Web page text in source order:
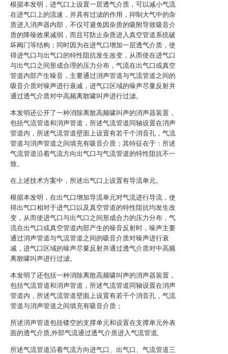
根据本发明，进气口上设置一层透气介质，可以减小气流
在进气口上的流速，并具有过滤的作用，抑制大气中的杂
质进入消声器内部，不仅可避免因杂质的吸附导致吸音介
质的降噪效果减弱，而且可防止杂质进入真空管道系统破
坏阀门等结构；同时因为在进气口增加一层透气介质，使
得进气口与出气口的特性阻抗发生改变，从而使在进气口
与出气口之间形成合理的压力分布，气流在出气口或真空
管道内部产生噪音，主要通过消声管道与气流管道之间的
吸音介质对噪声进行衰减，进气口区域的噪声尽量反射并
通过透气介质对中高频离散啸叫声进行过滤。
本发明还公开了一种消除离散高频啸叫声的消声器装置，
包括气流管道和消声管道，所述气流管道同轴设置在消声
管道内，所述气流管道壁面上设置有若干个消音孔，气流
管道与消声管道之间填充有吸音介质；其特征在于：所述
气流管道沿着气流方向出气口与气流管道的特性阻抗不一
致。
在上述技术方案中，所述出气口上设置有导流单元。
根据本发明，在出气口增加导流单元对气流进行导流，使
得出气口相对于进气口以及真空管道的特性阻抗均发生改
变，从而使进气口与出气口之间形成合力的压力分布，气
流在出气口或真空管道内部产生的噪音反射时，噪声主要
通过消声管道与气流管道之间的吸音介质对噪声进行衰
减，进气口区域的噪声尽量反射并通过透气介质对中高频
离散啸叫声进行过滤。
本发明了还包括一种消除离散高频啸叫声的消声器装置，
包括气流管道和消声管道，所述气流管道同轴设置在消声
管道内，所述气流管道壁面上设置有若干个消音孔，气流
管道与消声管道之间填充有吸音介质；
所述消声管道包括镂空的支撑单元和设置在支撑单元外表
面的透气介质,外部气流通过透气介质进入气流管道,
所述气流管道沿着气流方向进气口、出气口、气流管道三